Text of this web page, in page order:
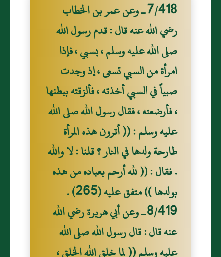
7/418 ـ وعن عمر بن الخطاب
رضي الله عنه قال : قدم رسول الله
صلى الله عليه وسلم ، بسبي ، فإذا
امرأة من السبي تسعى ، إذ وجدت
صبياً في السبي أخذته ، فألزقته ببطنها
، فأرضعته ، فقال رسول الله صلى الله
عليه وسلم : (( أترون هذه المرأة
طارحة ولدها في النار ؟ قلنا : لا والله
. فقال : (( لله أرحم بعباده من هذه
بولدها )) متفق عليه (265) .
8/419 ـ وعن أبي هريرة رضي الله
عنه قال : قال رسول الله صلى الله
عليه وسلم (( لما خلق الله الخلق ،